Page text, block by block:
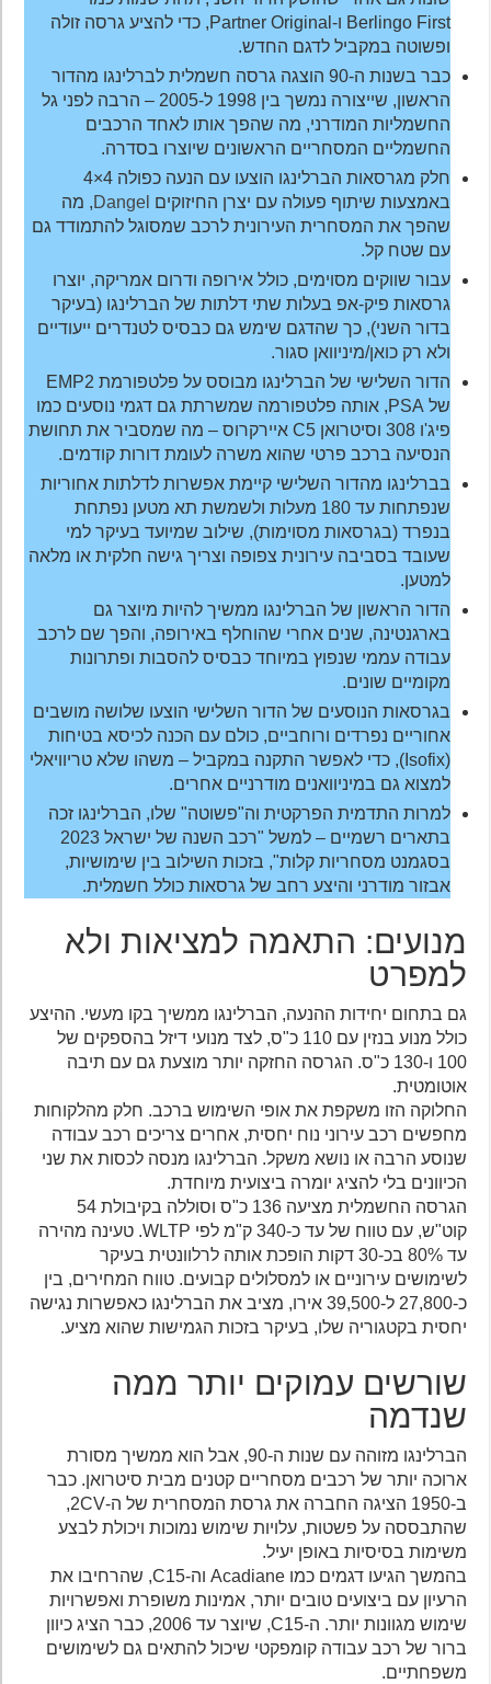
Berlingo First ו-Partner Original, כדי להציע גרסה זולה
ופשוטה במקביל לדגם החדש.
כבר בשנות ה-90 הוצגה גרסה חשמלית לברלינגו מהדור
הראשון, שייצורה נמשך בין 1998 ל-2005 – הרבה לפני גל
החשמליות המודרני, מה שהפך אותו לאחד הרכבים
החשמליים המסחריים הראשונים שיוצרו בסדרה.
חלק מגרסאות הברלינגו הוצעו עם הנעה כפולה 4×4
באמצעות שיתוף פעולה עם יצרן החיזוקיםDangel, מה
שהפך את המסחרית העירונית לרכב שמסוגל להתמודד גם
עם שטח קל.
עבור שווקים מסוימים, כולל אירופה ודרום אמריקה, יוצרו
גרסאות פיק-אפ בעלות שתי דלתות של הברלינגו (בעיקר
בדור השני), כך שהדגם שימש גם כבסיס לטנדרים ייעודיים
ולא רק כואן/מיניוואן סגור.
הדור השלישי של הברלינגו מבוסס על פלטפורמת EMP2
של PSA, אותה פלטפורמה שמשרתת גם דגמי נוסעים כמו
פיג'ו 308 וסיטרואן C5 איירקרוס – מה שמסביר את תחושת
הנסיעה ברכב פרטי שהוא משרה לעומת דורות קודמים.
בברלינגו מהדור השלישי קיימת אפשרות לדלתות אחוריות
שנפתחות עד 180 מעלות ולשמשת תא מטען נפתחת
בנפרד (בגרסאות מסוימות), שילוב שמיועד בעיקר למי
שעובד בסביבה עירונית צפופה וצריך גישה חלקית או מלאה
למטען.
הדור הראשון של הברלינגו ממשיך להיות מיוצר גם
בארגנטינה, שנים אחרי שהוחלף באירופה, והפך שם לרכב
עבודה עממי שנפוץ במיוחד כבסיס להסבות ופתרונות
מקומיים שונים.
בגרסאות הנוסעים של הדור השלישי הוצעו שלושה מושבים
אחוריים נפרדים ורוחביים, כולם עם הכנה לכיסא בטיחות
(Isofix), כדי לאפשר התקנה במקביל – משהו שלא טריוויאלי
למצוא גם במיניוואנים מודרניים אחרים.
למרות התדמית הפרקטית וה"פשוטה" שלו, הברלינגו זכה
בתארים רשמיים – למשל "רכב השנה של ישראל 2023
בסגמנט מסחריות קלות", בזכות השילוב בין שימושיות,
אבזור מודרני והיצע רחב של גרסאות כולל חשמלית.
מנועים: התאמה למציאות ולא
למפרט
גם בתחום יחידות ההנעה, הברלינגו ממשיך בקו מעשי. ההיצע
כולל מנוע בנזין עם 110 כ"ס, לצד מנועי דיזל בהספקים של
100 ו-130 כ"ס. הגרסה החזקה יותר מוצעת גם עם תיבה
אוטומטית.
החלוקה הזו משקפת את אופי השימוש ברכב. חלק מהלקוחות
מחפשים רכב עירוני נוח יחסית, אחרים צריכים רכב עבודה
שנוסע הרבה או נושא משקל. הברלינגו מנסה לכסות את שני
הכיוונים בלי להציג יומרה ביצועית מיוחדת.
הגרסה החשמלית מציעה 136 כ"ס וסוללה בקיבולת 54
קוט"ש, עם טווח של עד כ-340 ק"מ לפי WLTP. טעינה מהירה
עד 80% בכ-30 דקות הופכת אותה לרלוונטית בעיקר
לשימושים עירוניים או למסלולים קבועים. טווח המחירים, בין
כ-27,800 ל-39,500 אירו, מציב את הברלינגו כאפשרות נגישה
יחסית בקטגוריה שלו, בעיקר בזכות הגמישות שהוא מציע.
שורשים עמוקים יותר ממה
שנדמה
הברלינגו מזוהה עם שנות ה-90, אבל הוא ממשיך מסורת
ארוכה יותר של רכבים מסחריים קטנים מבית סיטרואן. כבר
ב-1950 הציגה החברה את גרסת המסחרית של ה-2CV,
שהתבססה על פשטות, עלויות שימוש נמוכות ויכולת לבצע
משימות בסיסיות באופן יעיל.
בהמשך הגיעו דגמים כמו Acadiane וה-C15, שהרחיבו את
הרעיון עם ביצועים טובים יותר, אמינות משופרת ואפשרויות
שימוש מגוונות יותר. ה-C15, שיוצר עד 2006, כבר הציג כיוון
ברור של רכב עבודה קומפקטי שיכול להתאים גם לשימושים
משפחתיים.